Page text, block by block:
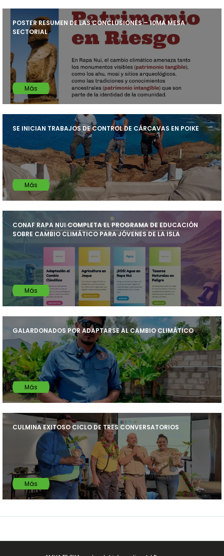
POSTER RESUMEN DE LAS CONCLUSIONES – 10MA MESA
SECTORIAL
Más
SE INICIAN TRABAJOS DE CONTROL DE CÁRCAVAS EN POIKE
Más
CONAF RAPA NUI COMPLETA EL PROGRAMA DE EDUCACIÓN
SOBRE CAMBIO CLIMÁTICO PARA JÓVENES DE LA ISLA
Más
GALARDONADOS POR ADAPTARSE AL CAMBIO CLIMÁTICO
Más
CULMINA EXITOSO CICLO DE TRES CONVERSATORIOS
Más